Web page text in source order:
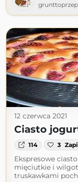
12 czerwca 2021
Ciasto
114 3
Ekspresowe
mięciutkie i
truskawkami